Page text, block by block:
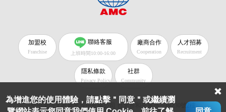
加盟校
Franchise
聯絡客服
上班時間10:00-16:00
廠商合作
Cooperation
人才招募
Recruitment
隱私條款
Privacy Policy
社群
Community
空中美語文教事業股份有限公司 台北市和平東路一段230號2樓
為增進您的使用體驗，請點擊＂同意＂或繼續瀏